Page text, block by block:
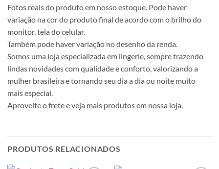
Fotos reais do produto em nosso estoque. Pode haver
variação na cor do produto final de acordo com o brilho do
monitor, tela do celular.
Também pode haver variação no desenho da renda.
Somos uma loja especializada em lingerie, sempre trazendo
lindas novidades com qualidade e conforto, valorizando a
mulher brasileira e tornando seu dia a dia ou noite muito
mais especial.
Aproveite o frete e veja mais produtos em nossa loja.
PRODUTOS RELACIONADOS